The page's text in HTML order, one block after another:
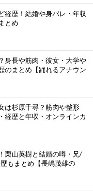
経歴！結婚や身バレ・年収
とめ
身長や筋肉・彼女・大学や
のまとめ【踊れるアナウン
は杉原千尋？筋肉や整形
経歴と年収・オンラインカ
栗山英樹と結婚の噂・兄/
もまとめ【長嶋茂雄の